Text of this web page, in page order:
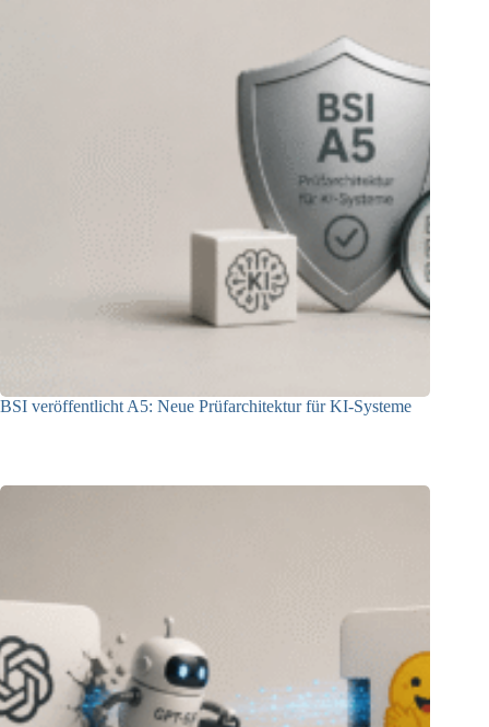
BSI veröffentlicht A5: Neue Prüfarchitektur für KI-Systeme